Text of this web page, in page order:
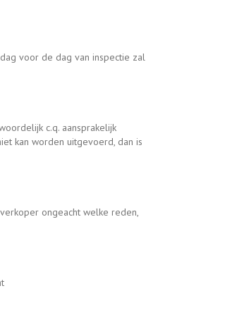
voor de dag van inspectie zal
c.q. aansprakelijk
kan worden uitgevoerd, dan is
ongeacht welke reden,